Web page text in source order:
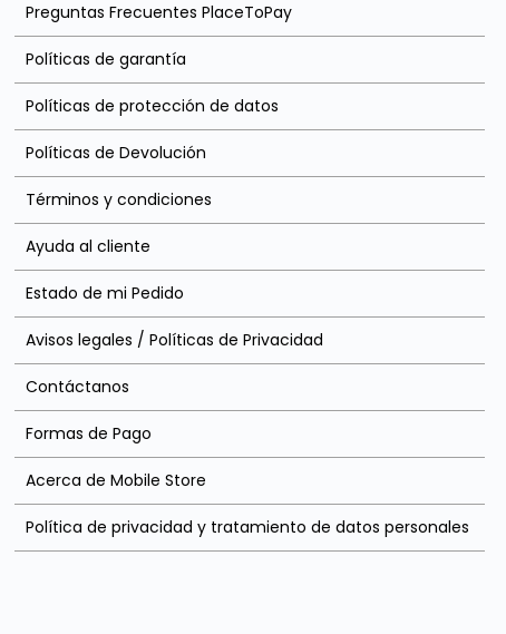
Preguntas Frecuentes PlaceToPay
Políticas de garantía
Políticas de protección de datos
Políticas de Devolución
Términos y condiciones
Ayuda al cliente
Estado de mi Pedido
Avisos legales / Políticas de Privacidad
Contáctanos
Formas de Pago
Acerca de Mobile Store
Política de privacidad y tratamiento de datos personales